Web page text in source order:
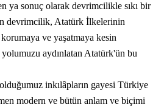
ya sonuç olarak devrimcilikle sıkı bir
devrimcilik, Atatürk İlkelerinin
ve yaşatmaya kesin
aydınlatan Atatürk'ün bu
inkılâpların gayesi Türkiye
modern ve bütün anlam ve biçimi